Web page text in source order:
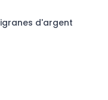
d'argent